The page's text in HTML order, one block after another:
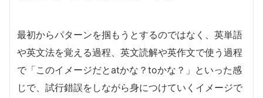
最初からパターンを掴もうとするのではなく、英単語
や英文法を覚える過程、英文読解や英作文で使う過程
で「このイメージだとatかな？toかな？」といった感
じで、試行錯誤をしながら身につけていくイメージで